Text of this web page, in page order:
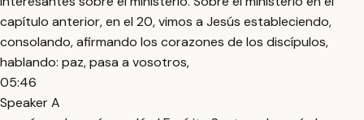
capítulo anterior, en el 20, vimos a Jesús estableciendo,
consolando, afirmando los corazones de los discípulos,
hablando: paz, pasa a vosotros,
05:46
Speaker A